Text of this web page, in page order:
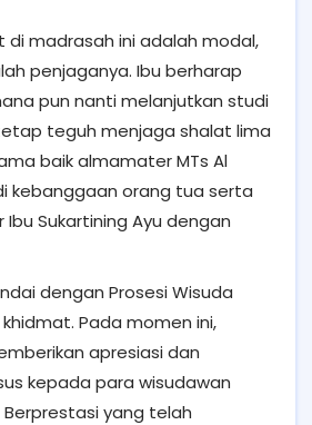
di madrasah ini adalah modal,
penjaganya. Ibu berharap
pun nanti melanjutkan studi
teguh menjaga shalat lima
baik almamater MTs Al
kebanggaan orang tua serta
Sukartining Ayu dengan
dengan Prosesi Wisuda
Pada momen ini,
apresiasi dan
kepada para wisudawan
yang telah